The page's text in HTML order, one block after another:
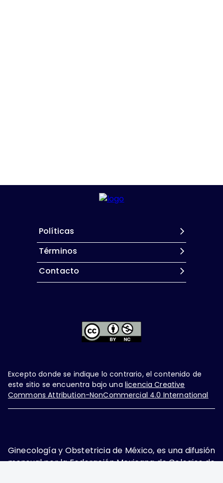
Políticas
Términos
Contacto
Excepto donde se indique lo contrario, el contenido de
este sitio se encuentra bajo una licencia Creative
Commons Attribution-NonCommercial 4.0 International
Ginecología y Obstetricia de México, es una difusión
mensual por la Federación Mexicana de Colegios de